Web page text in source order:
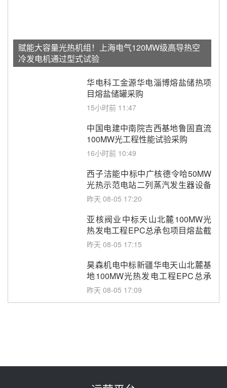
赋能大容量光热机组！上海电气120MW级高导热空
冷发电机通过型式试验
华电科工金源华电淄博熔盐储热项
目熔盐储罐采购
15小时前 11:47
中国电建中南院吉西基地鲁固直流
100MW光工程性能试验采购
16小时前 10:49
西子洁能中标中广核德令哈50MW
光热示范电站二列蒸汽发生器设备
采购
昨天 08-05 17:20
亚核阀业中标天山北麓100MW光
热发电工程EPC总承包项目熔盐截
止阀、熔盐三偏心蝶阀采购
昨天 08-05 17:15
昊森机电中标新疆华电天山北麓基
地100MW光热发电工程EPC总承
包项目熔盐介质超声波流量计采购
昨天 08-05 17:09
电机组灵活性改造项目三元液态盐